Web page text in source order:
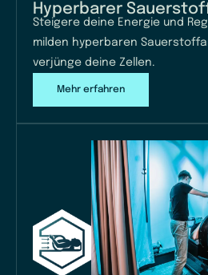
Hyperbarer
Steigere deine Energie und
milden hyperbaren
verjünge deine Zellen.
Mehr erfahren